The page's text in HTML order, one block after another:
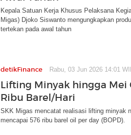
Kepala Satuan Kerja Khusus Pelaksana
Migas) Djoko Siswanto mengungkapkan
tertekan pada awal tahun
detikFinance Rabu, 03 Jun 2026 14:01
Lifting Minyak hingga Mei
Ribu Barel/Hari
SKK Migas mencatat realisasi lifting minyak
mencapai 576 ribu barel oil per day (BOPD).